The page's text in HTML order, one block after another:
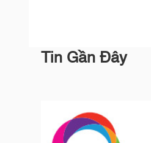
Tin Gần Đây